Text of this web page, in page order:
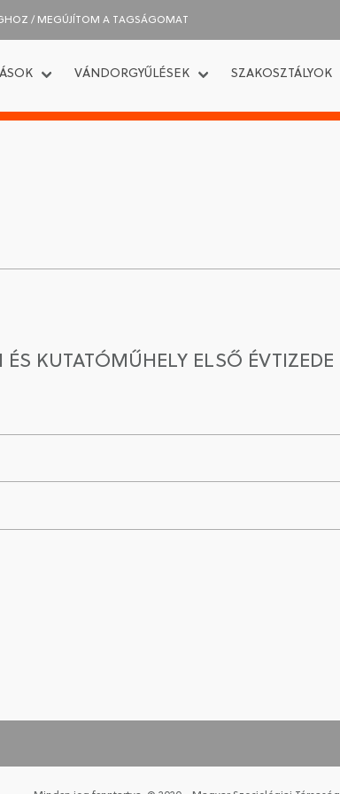
/ MEGÚJÍTOM A TAGSÁGOMAT
VÁNDORGYŰLÉSEK SZAKOSZTÁLYOK
KUTATÓMŰHELY ELSŐ ÉVTIZEDE